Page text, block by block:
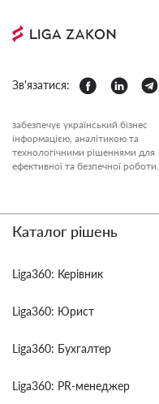
Зв'язатися:
забезпечує український бізнес
інформацією, аналітикою та
технологічними рішеннями для
ефективної та безпечної роботи.
Каталог рішень
Liga360: Керівник
Liga360: Юрист
Liga360: Бухгалтер
Liga360: PR-менеджер